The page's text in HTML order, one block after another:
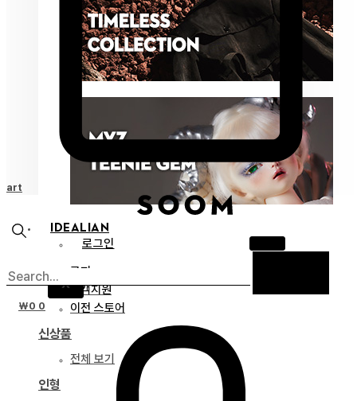
IDEALIAN
로그인
X
공지
고객지원
이전 스토어
신상품
전체 보기
인형
₩0 0